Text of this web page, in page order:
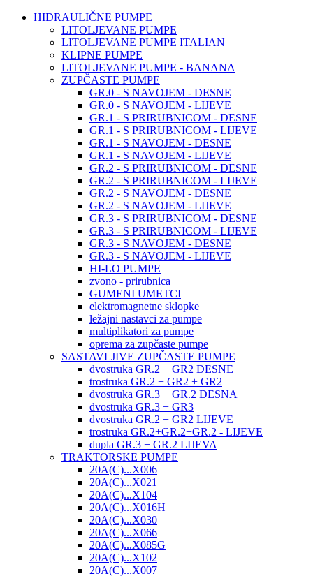
HIDRAULIČNE PUMPE
LITOLJEVANE PUMPE
LITOLJEVANE PUMPE ITALIAN
KLIPNE PUMPE
LITOLJEVANE PUMPE - BANANA
ZUPČASTE PUMPE
GR.0 - S NAVOJEM - DESNE
GR.0 - S NAVOJEM - LIJEVE
GR.1 - S PRIRUBNICOM - DESNE
GR.1 - S PRIRUBNICOM - LIJEVE
GR.1 - S NAVOJEM - DESNE
GR.1 - S NAVOJEM - LIJEVE
GR.2 - S PRIRUBNICOM - DESNE
GR.2 - S PRIRUBNICOM - LIJEVE
GR.2 - S NAVOJEM - DESNE
GR.2 - S NAVOJEM - LIJEVE
GR.3 - S PRIRUBNICOM - DESNE
GR.3 - S PRIRUBNICOM - LIJEVE
GR.3 - S NAVOJEM - DESNE
GR.3 - S NAVOJEM - LIJEVE
HI-LO PUMPE
zvono - prirubnica
GUMENI UMETCI
elektromagnetne sklopke
ležajni nastavci za pumpe
multiplikatori za pumpe
oprema za zupčaste pumpe
SASTAVLJIVE ZUPČASTE PUMPE
dvostruka GR.2 + GR2 DESNE
trostruka GR.2 + GR2 + GR2
dvostruka GR.3 + GR.2 DESNA
dvostruka GR.3 + GR3
dvostruka GR.2 + GR2 LIJEVE
trostruka GR.2+GR.2+GR.2 - LIJEVE
dupla GR.3 + GR.2 LIJEVA
TRAKTORSKE PUMPE
20A(C)...X006
20A(C)...X021
20A(C)...X104
20A(C)...X016H
20A(C)...X030
20A(C)...X066
20A(C)...X085G
20A(C)...X102
20A(C)...X007